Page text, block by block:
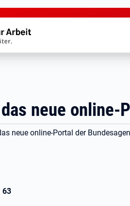
das neue
neue online-Portal der
63